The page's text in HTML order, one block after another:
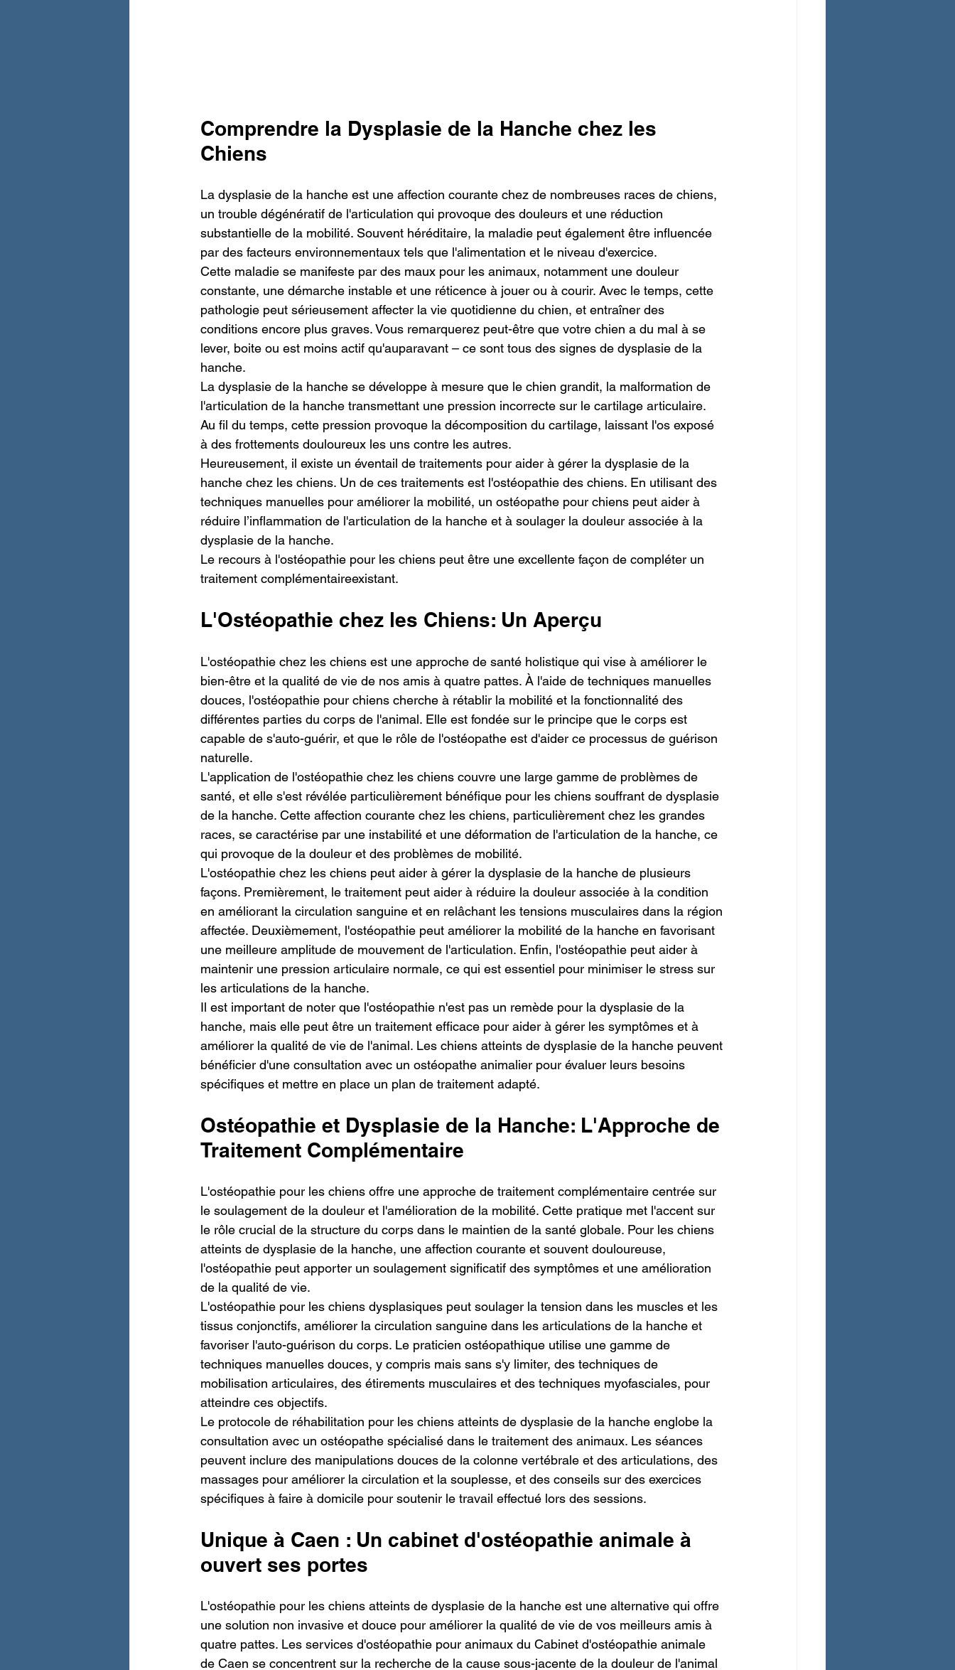
Comprendre la Dysplasie de la Hanche chez les
Chiens
La dysplasie de la hanche est une affection courante chez de nombreuses races de chiens,
un trouble dégénératif de l'articulation qui provoque des douleurs et une réduction
substantielle de la mobilité. Souvent héréditaire, la maladie peut également être influencée
par des facteurs environnementaux tels que l'alimentation et le niveau d'exercice.
Cette maladie se manifeste par des maux pour les animaux, notamment une douleur
constante, une démarche instable et une réticence à jouer ou à courir. Avec le temps, cette
pathologie peut sérieusement affecter la vie quotidienne du chien, et entraîner des
conditions encore plus graves. Vous remarquerez peut-être que votre chien a du mal à se
lever, boite ou est moins actif qu'auparavant – ce sont tous des signes de dysplasie de la
hanche.
La dysplasie de la hanche se développe à mesure que le chien grandit, la malformation de
l'articulation de la hanche transmettant une pression incorrecte sur le cartilage articulaire.
Au fil du temps, cette pression provoque la décomposition du cartilage, laissant l'os exposé
à des frottements douloureux les uns contre les autres.
Heureusement, il existe un éventail de traitements pour aider à gérer la dysplasie de la
hanche chez les chiens. Un de ces traitements est l'ostéopathie des chiens. En utilisant des
techniques manuelles pour améliorer la mobilité, un ostéopathe pour chiens peut aider à
réduire l’inflammation de l'articulation de la hanche et à soulager la douleur associée à la
dysplasie de la hanche.
Le recours à l'ostéopathie pour les chiens peut être une excellente façon de compléter un
traitement complémentaireexistant.
L'Ostéopathie chez les Chiens: Un Aperçu
L'ostéopathie chez les chiens est une approche de santé holistique qui vise à améliorer le
bien-être et la qualité de vie de nos amis à quatre pattes. À l'aide de techniques manuelles
douces, l'ostéopathie pour chiens cherche à rétablir la mobilité et la fonctionnalité des
différentes parties du corps de l'animal. Elle est fondée sur le principe que le corps est
capable de s'auto-guérir, et que le rôle de l'ostéopathe est d'aider ce processus de guérison
naturelle.
L'application de l'ostéopathie chez les chiens couvre une large gamme de problèmes de
santé, et elle s'est révélée particulièrement bénéfique pour les chiens souffrant de dysplasie
de la hanche. Cette affection courante chez les chiens, particulièrement chez les grandes
races, se caractérise par une instabilité et une déformation de l'articulation de la hanche, ce
qui provoque de la douleur et des problèmes de mobilité.
L'ostéopathie chez les chiens peut aider à gérer la dysplasie de la hanche de plusieurs
façons. Premièrement, le traitement peut aider à réduire la douleur associée à la condition
en améliorant la circulation sanguine et en relâchant les tensions musculaires dans la région
affectée. Deuxièmement, l'ostéopathie peut améliorer la mobilité de la hanche en favorisant
une meilleure amplitude de mouvement de l'articulation. Enfin, l'ostéopathie peut aider à
maintenir une pression articulaire normale, ce qui est essentiel pour minimiser le stress sur
les articulations de la hanche.
Il est important de noter que l'ostéopathie n'est pas un remède pour la dysplasie de la
hanche, mais elle peut être un traitement efficace pour aider à gérer les symptômes et à
améliorer la qualité de vie de l'animal. Les chiens atteints de dysplasie de la hanche peuvent
bénéficier d'une consultation avec un ostéopathe animalier pour évaluer leurs besoins
spécifiques et mettre en place un plan de traitement adapté.
Ostéopathie et Dysplasie de la Hanche: L'Approche de
Traitement Complémentaire
L'ostéopathie pour les chiens offre une approche de traitement complémentaire centrée sur
le soulagement de la douleur et l'amélioration de la mobilité. Cette pratique met l'accent sur
le rôle crucial de la structure du corps dans le maintien de la santé globale. Pour les chiens
atteints de dysplasie de la hanche, une affection courante et souvent douloureuse,
l'ostéopathie peut apporter un soulagement significatif des symptômes et une amélioration
de la qualité de vie.
L'ostéopathie pour les chiens dysplasiques peut soulager la tension dans les muscles et les
tissus conjonctifs, améliorer la circulation sanguine dans les articulations de la hanche et
favoriser l'auto-guérison du corps. Le praticien ostéopathique utilise une gamme de
techniques manuelles douces, y compris mais sans s'y limiter, des techniques de
mobilisation articulaires, des étirements musculaires et des techniques myofasciales, pour
atteindre ces objectifs.
Le protocole de réhabilitation pour les chiens atteints de dysplasie de la hanche englobe la
consultation avec un ostéopathe spécialisé dans le traitement des animaux. Les séances
peuvent inclure des manipulations douces de la colonne vertébrale et des articulations, des
massages pour améliorer la circulation et la souplesse, et des conseils sur des exercices
spécifiques à faire à domicile pour soutenir le travail effectué lors des sessions.
Unique à Caen : Un cabinet d'ostéopathie animale à
ouvert ses portes
L'ostéopathie pour les chiens atteints de dysplasie de la hanche est une alternative qui offre
une solution non invasive et douce pour améliorer la qualité de vie de vos meilleurs amis à
quatre pattes. Les services d'ostéopathie pour animaux du Cabinet d'ostéopathie animale
de Caen se concentrent sur la recherche de la cause sous-jacente de la douleur de l'animal